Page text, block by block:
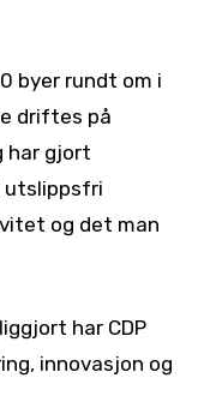
byer rundt om i
driftes på
har gjort
utslippsfri
og det man
har CDP
innovasjon og